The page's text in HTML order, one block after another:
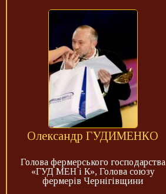
Олександр ГУДИМЕНКО
Голова фермерського господарства
«ГУД МЕН і К», Голова союзу
фермерів Чернігівщини